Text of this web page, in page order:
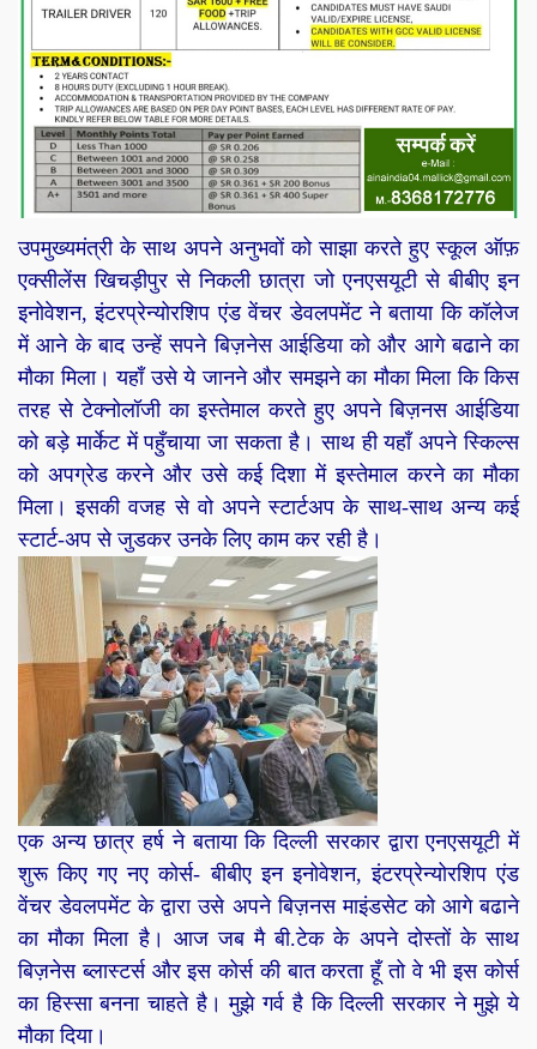
उपमुख्यमंत्री के साथ अपने अनुभवों को साझा करते हुए स्कूल ऑफ़
एक्सीलेंस खिचड़ीपुर से निकली छात्रा जो एनएसयूटी से बीबीए इन
इनोवेशन, इंटरप्रेन्योरशिप एंड वेंचर डेवलपमेंट ने बताया कि कॉलेज
में आने के बाद उन्हें सपने बिज़नेस आईडिया को और आगे बढाने का
मौका मिला। यहाँ उसे ये जानने और समझने का मौका मिला कि किस
तरह से टेक्नोलॉजी का इस्तेमाल करते हुए अपने बिज़नस आईडिया
को बड़े मार्केट में पहुँचाया जा सकता है। साथ ही यहाँ अपने स्किल्स
को अपग्रेड करने और उसे कई दिशा में इस्तेमाल करने का मौका
मिला। इसकी वजह से वो अपने स्टार्टअप के साथ-साथ अन्य कई
स्टार्ट-अप से जुडकर उनके लिए काम कर रही है।
एक अन्य छात्र हर्ष ने बताया कि दिल्ली सरकार द्वारा एनएसयूटी में
शुरू किए गए नए कोर्स- बीबीए इन इनोवेशन, इंटरप्रेन्योरशिप एंड
वेंचर डेवलपमेंट के द्वारा उसे अपने बिज़नस माइंडसेट को आगे बढाने
का मौका मिला है। आज जब मै बी.टेक के अपने दोस्तों के साथ
बिज़नेस ब्लास्टर्स और इस कोर्स की बात करता हूँ तो वे भी इस कोर्स
का हिस्सा बनना चाहते है। मुझे गर्व है कि दिल्ली सरकार ने मुझे ये
मौका दिया।